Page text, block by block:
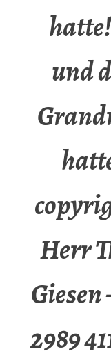
und
Herr
Giesen
2989